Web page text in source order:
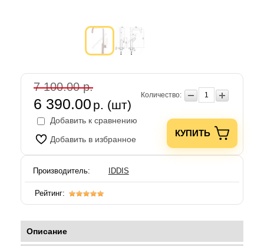
7 100.00 р.
6 390.00 р. (шт)
Количество:
Добавить к сравнению
Добавить в избранное
КУПИТЬ
Производитель: IDDIS
Рейтинг:
Описание